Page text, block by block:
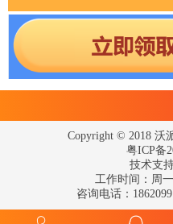
Copyright © 2018 沃
粤ICP备
技术支
工作时间：周
咨询电话：